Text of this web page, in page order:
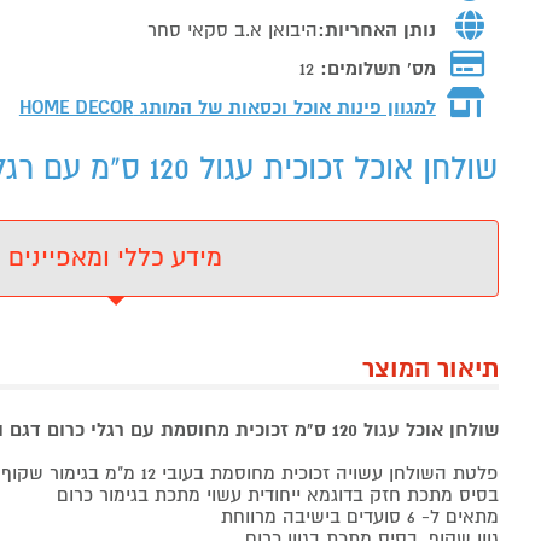
נותן האחריות:היבואן א.ב סקאי סחר
מס' תשלומים:12
למגוון פינות אוכל וכסאות של המותג HOME DECOR
שולחן אוכל זכוכית עגול 120 ס"מ עם רגלי כרום ונציה - מידע נוסף
מידע כללי ומאפיינים
תיאור המוצר
שולחן אוכל עגול 120 ס"מ זכוכית מחוסמת עם רגלי כרום דגם ונציה HOME DECOR
פלטת השולחן עשויה זכוכית מחוסמת בעובי 12 מ"מ בגימור שקוף
בסיס מתכת חזק בדוגמא ייחודית עשוי מתכת בגימור כרום
מתאים ל- 6 סועדים בישיבה מרווחת